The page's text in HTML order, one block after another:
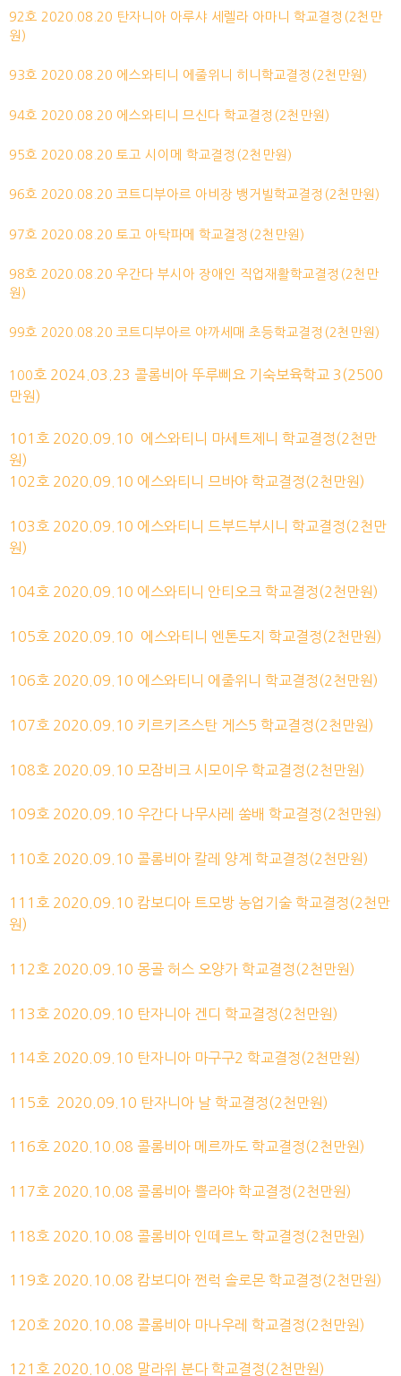
92호 2020.08.20 탄자니아 아루샤 세렐라 아마니 학교결정(2천만
원)
93호 2020.08.20 에스와티니 에줄위니 히니학교결정(2천만원)
94호 2020.08.20 에스와티니 므신다 학교결정(2천만원)
95호 2020.08.20 토고 시이메 학교결정(2천만원)
96호 2020.08.20 코트디부아르 아비장 뱅거빌학교결정(2천만원)
97호 2020.08.20 토고 아탁파메 학교결정(2천만원)
98호 2020.08.20 우간다 부시아 장애인 직업재활학교결정(2천만
원)
99호 2020.08.20 코트디부아르 야까세매 초등학교결정(2천만원)
100 호 2024.03.23 콜롬비아 뚜루삐요 기숙보육학교 3(2500
만원)
101호 2020.09.10 에스와티니 마세트제니 학교결정(2천만
원)
102호 2020.09.10 에스와티니 므바야 학교결정(2천만원)
103호 2020.09.10 에스와티니 드부드부시니 학교결정(2천만
원)
104호 2020.09.10 에스와티니 안티오크 학교결정(2천만원)
105호 2020.09.10 에스와티니 엔톤도지 학교결정(2천만원)
106호 2020.09.10 에스와티니 에줄위니 학교결정(2천만원)
107호 2020.09.10 키르키즈스탄 게스5 학교결정(2천만원)
108호 2020.09.10 모잠비크 시모이우 학교결정(2천만원)
109호 2020.09.10 우간다 나무사레 쑴배 학교결정(2천만원)
110호 2020.09.10 콜롬비아 칼레 양계 학교결정(2천만원)
111호 2020.09.10 캄보디아 트모방 농업기술 학교결정(2천만
원)
112호 2020.09.10 몽골 허스 오양가 학교결정(2천만원)
113호 2020.09.10 탄자니아 겐디 학교결정(2천만원)
114호 2020.09.10 탄자니아 마구구2 학교결정(2천만원)
115호 2020.09.10 탄자니아 날 학교결정(2천만원)
116호 2020.10.08 콜롬비아 메르까도 학교결정(2천만원)
117호 2020.10.08 콜롬비아 쁠라야 학교결정(2천만원)
118호 2020.10.08 콜롬비아 인떼르노 학교결정(2천만원)
119호 2020.10.08 캄보디아 쩐럭 솔로몬 학교결정(2천만원)
120호 2020.10.08 콜롬비아 마나우레 학교결정(2천만원)
121호 2020.10.08 말라위 분다 학교결정(2천만원)